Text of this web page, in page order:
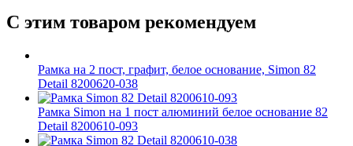
С этим товаром рекомендуем
Рамка на 2 пост, графит, белое основание, Simon 82
Detail 8200620-038
Рамка Simon на 1 пост алюминий белое основание 82
Detail 8200610-093